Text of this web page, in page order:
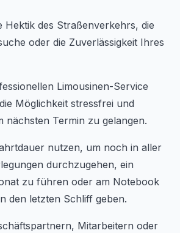
Hektik des Straßenverkehrs, die
oder die Zuverlässigkeit Ihres
Limousinen-Service
Möglichkeit stressfrei und
nächsten Termin zu gelangen.
nutzen, um noch in aller
durchzugehen, ein
zu führen oder am Notebook
den letzten Schliff geben.
Mitarbeitern oder